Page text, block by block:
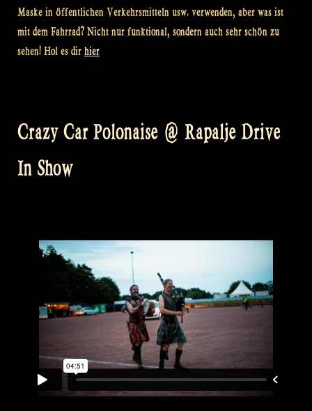
Maske in öffentlichen Verkehrsmitteln usw. verwenden, aber was ist
mit dem Fahrrad? Nicht nur funktional, sondern auch sehr schön zu
sehen! Hol es dir hier
Crazy Car Polonaise @ Rapalje Drive
In Show